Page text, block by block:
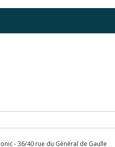
- 36/40 rue du Général de Gaulle